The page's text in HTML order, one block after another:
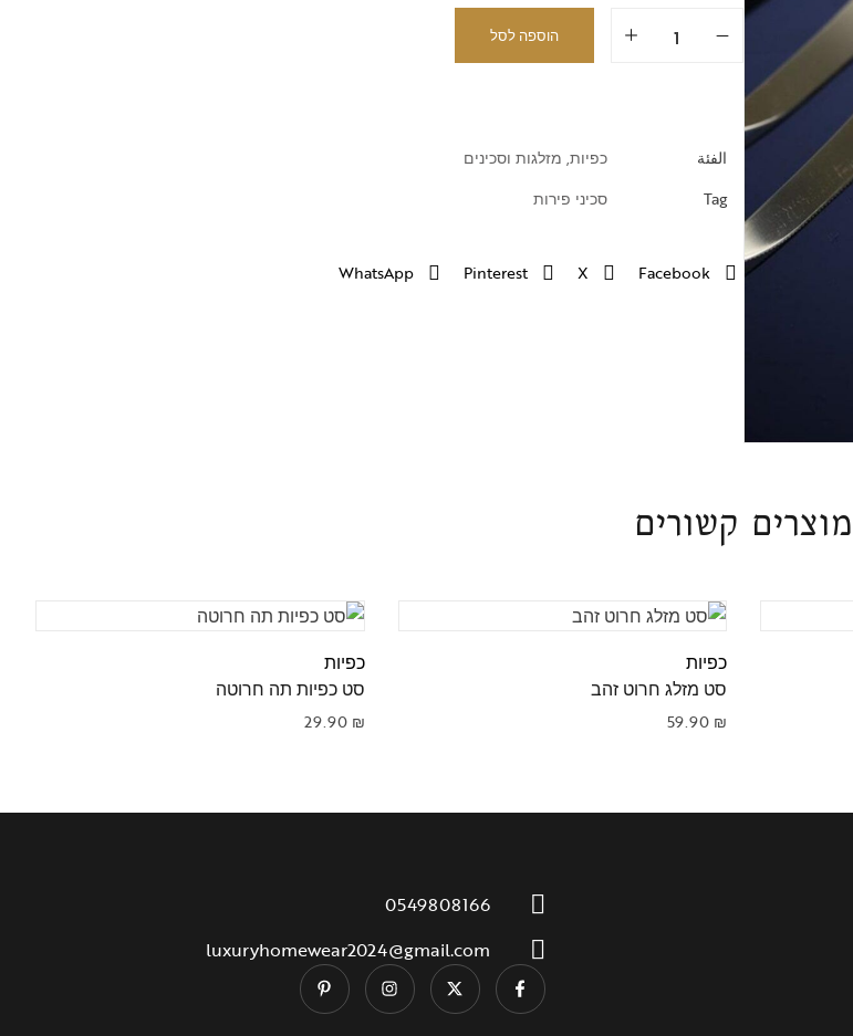
קווי אירוח
קולבי כביסה וקרש גיהוץ
הוספה לסל
الفئة
כפיות, מזלגות וסכינים
Tag
סכיני פירות
Facebook
X
Pinterest
WhatsApp
מוצרים קשורים
כפיות
סט מזלג חרוט זהב
59.90 ₪
כפיות
סט כפיות תה חרוטה
29.90 ₪
0549808166
luxuryhomewear2024@gmail.com